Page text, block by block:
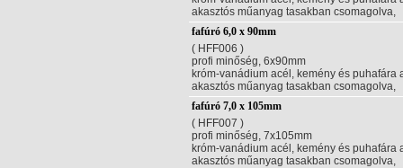
akasztós műanyag tasakban csomagolva,
fafúró 6,0 x 90mm
( HFF006 )
profi minőség, 6x90mm
króm-vanádium acél, kemény és puhafára
akasztós műanyag tasakban csomagolva,
fafúró 7,0 x 105mm
( HFF007 )
profi minőség, 7x105mm
króm-vanádium acél, kemény és puhafára
akasztós műanyag tasakban csomagolva,